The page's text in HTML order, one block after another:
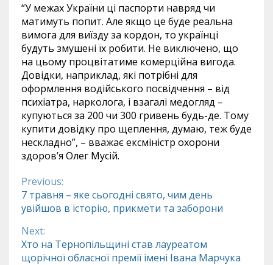
“У межах України ці паспорти навряд чи
матимуть попит. Але якщо це буде реальна
вимога для виїзду за кордон, то українці
будуть змушені їх робити. Не виключено, що
на цьому процвітатиме комерційна вигода.
Довідки, наприклад, які потрібні для
оформлення водійського посвідчення – від
психіатра, нарколога, і взагалі медогляд –
купуються за 200 чи 300 гривень будь-де. Тому
купити довідку про щеплення, думаю, теж буде
нескладно”, – вважає ексміністр охорони
здоров’я Олег Мусій.
Continue
Reading
Previous:
7 травня – яке сьогодні свято, чим день
увійшов в історію, прикмети та заборони
Next:
Хто на Тернопільщині став лауреатом
щорічної обласної премії імені Івана Марчука